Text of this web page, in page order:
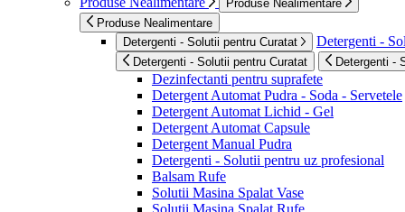
Produse Nealimentare
Produse Nealimentare
Detergenti - Solutii pentru Curatat
Detergenti -
Detergenti - Solutii pentru Curatat Detergenti -
Dezinfectanti pentru suprafete
Detergent Automat Pudra - Soda - Servetele
Detergent Automat Lichid - Gel
Detergent Automat Capsule
Detergent Manual Pudra
Detergenti - Solutii pentru uz profesional
Balsam Rufe
Solutii Masina Spalat Vase